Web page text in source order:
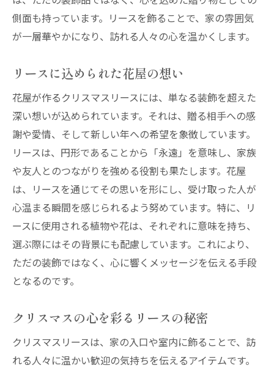
側面も持っています。リースを飾ることで、家の雰囲気
が一層華やかになり、訪れる人々の心を温かくします。
リースに込められた花屋の想い
花屋が作るクリスマスリースには、単なる装飾を超えた
深い想いが込められています。それは、贈る相手への感
謝や愛情、そして新しい年への希望を象徴しています。
リースは、円形であることから「永遠」を意味し、家族
や友人とのつながりを強める役割も果たします。花屋
は、リースを通じてその思いを形にし、受け取った人が
心温まる瞬間を感じられるよう努めています。特に、リ
ースに使用される植物や花は、それぞれに意味を持ち、
選ぶ際にはその背景にも配慮しています。これにより、
ただの装飾ではなく、心に響くメッセージを伝える手段
となるのです。
クリスマスの心を彩るリースの秘密
クリスマスリースは、家の入口や室内に飾ることで、訪
れる人々に温かい歓迎の気持ちを伝えるアイテムです。